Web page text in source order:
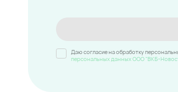
Даю согласие на обработку
персональных данных ООО "ВКБ-